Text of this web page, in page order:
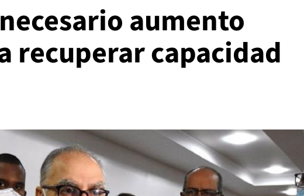
aumento
recuperar capacidad